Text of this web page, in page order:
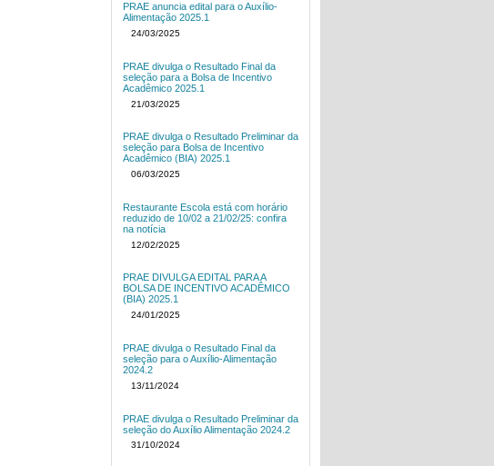
PRAE anuncia edital para o Auxílio-
Alimentação 2025.1
24/03/2025
PRAE divulga o Resultado Final da
seleção para a Bolsa de Incentivo
Acadêmico 2025.1
21/03/2025
PRAE divulga o Resultado Preliminar da
seleção para Bolsa de Incentivo
Acadêmico (BIA) 2025.1
06/03/2025
Restaurante Escola está com horário
reduzido de 10/02 a 21/02/25: confira
na notícia
12/02/2025
PRAE DIVULGA EDITAL PARA A
BOLSA DE INCENTIVO ACADÊMICO
(BIA) 2025.1
24/01/2025
PRAE divulga o Resultado Final da
seleção para o Auxílio-Alimentação
2024.2
13/11/2024
PRAE divulga o Resultado Preliminar da
seleção do Auxílio Alimentação 2024.2
31/10/2024